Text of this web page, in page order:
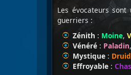
Les évocateurs sont
guerriers :
Zénith : Moine,
Vénéré : Paladin,
Mystique :
Effroyable :